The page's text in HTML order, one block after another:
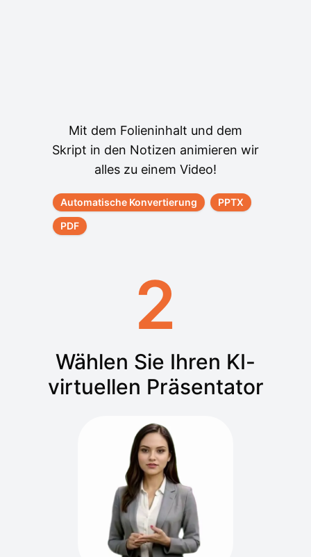
Mit dem Folieninhalt und dem
Skript in den Notizen animieren wir
alles zu einem Video!
Automatische Konvertierung
PPTX
PDF
2
Wählen Sie Ihren KI-
virtuellen Präsentator